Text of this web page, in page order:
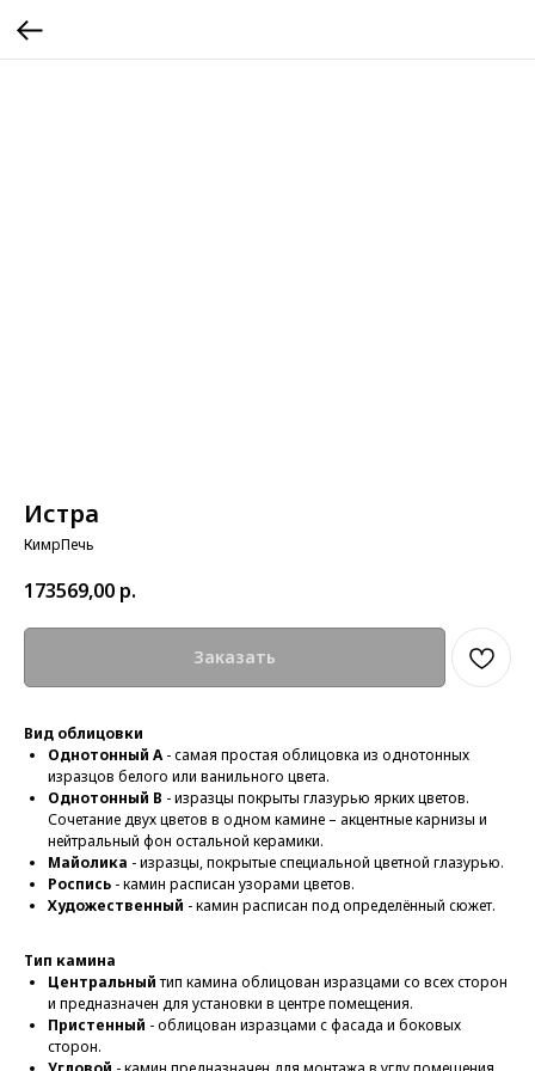
Истра
КимрПечь
173569,00 р.
Заказать
Вид облицовки
Однотонный А- самая простая облицовка из однотонных
изразцов белого или ванильного цвета.
Однотонный В - изразцы покрыты глазурью ярких цветов.
Сочетание двух цветов в одном камине – акцентные карнизы и
нейтральный фон остальной керамики.
Майолика - изразцы, покрытые специальной цветной глазурью.
Роспись - камин расписан узорами цветов.
Художественный - камин расписан под определённый сюжет.
Тип камина
Центральныйтип камина облицован изразцами со всех сторон
и предназначен для установки в центре помещения.
Пристенный - облицован изразцами с фасада и боковых
сторон.